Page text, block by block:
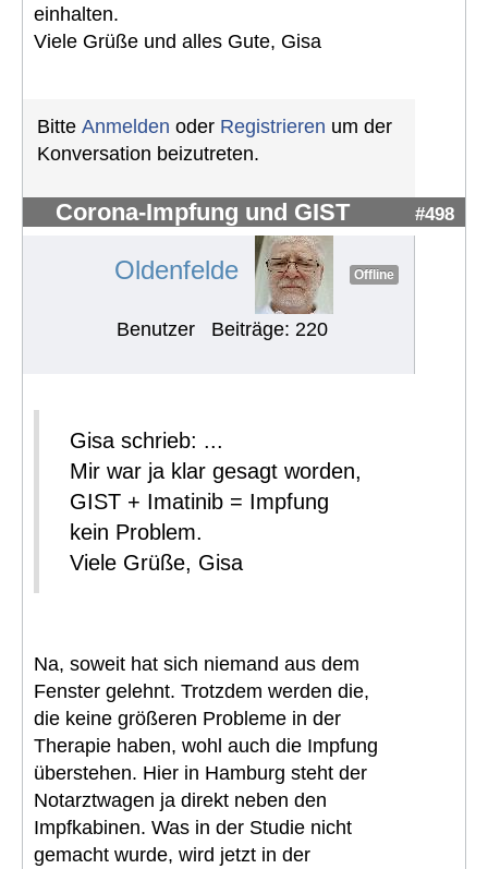
einhalten.
Viele Grüße und alles Gute, Gisa
Bitte Anmelden oder Registrieren um der
Konversation beizutreten.
Corona-Impfung und GIST #498
Oldenfelde Offline
Benutzer Beiträge: 220
Gisa schrieb: ...
Mir war ja klar gesagt worden,
GIST + Imatinib = Impfung
kein Problem.
Viele Grüße, Gisa
Na, soweit hat sich niemand aus dem
Fenster gelehnt. Trotzdem werden die,
die keine größeren Probleme in der
Therapie haben, wohl auch die Impfung
überstehen. Hier in Hamburg steht der
Notarztwagen ja direkt neben den
Impfkabinen. Was in der Studie nicht
gemacht wurde, wird jetzt in der